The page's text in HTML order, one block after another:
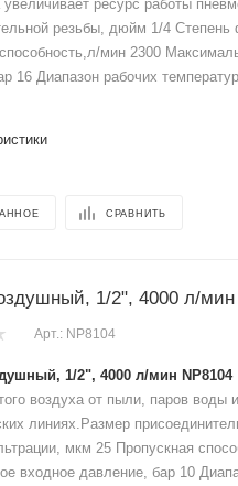
увеличивает ресурс работы
резьбы, дюйм 1/4
мин 2300
16 Диапазон рабочих
СРАВНИТЬ
1/2", 4000 л/мин
Арт.: NP8104
1/2", 4000 л/мин NP8104
воздуха от пыли, паров воды
линиях.Размер
мкм 25 Пропускная
входное давление, бар 10